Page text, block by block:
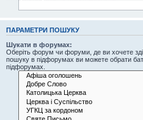
ПАРАМЕТРИ ПОШУКУ
Шукати в форумах:
Оберіть форум чи форуми, де ви хочете
пошуку в підфорумах ви можете обрати
підфорумах.